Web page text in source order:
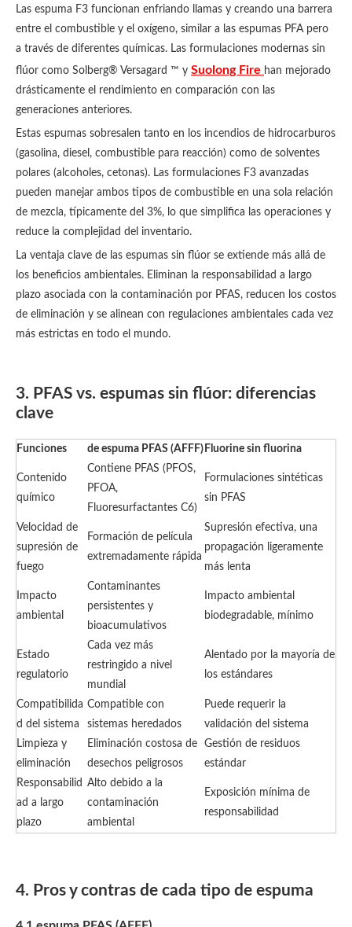
Las espuma F3 funcionan enfriando llamas y creando una barrera
entre el combustible y el oxígeno, similar a las espumas PFA pero
a través de diferentes químicas. Las formulaciones modernas sin
flúor como Solberg® Versagard ™ y Suolong Fire han mejorado
drásticamente el rendimiento en comparación con las
generaciones anteriores.
Estas espumas sobresalen tanto en los incendios de hidrocarburos
(gasolina, diesel, combustible para reacción) como de solventes
polares (alcoholes, cetonas). Las formulaciones F3 avanzadas
pueden manejar ambos tipos de combustible en una sola relación
de mezcla, típicamente del 3%, lo que simplifica las operaciones y
reduce la complejidad del inventario.
La ventaja clave de las espumas sin flúor se extiende más allá de
los beneficios ambientales. Eliminan la responsabilidad a largo
plazo asociada con la contaminación por PFAS, reducen los costos
de eliminación y se alinean con regulaciones ambientales cada vez
más estrictas en todo el mundo.
3. PFAS vs. espumas sin flúor: diferencias
clave
Funciones de espuma PFAS (AFFF) Fluorine sin fluorina
Contenido
químico
Contiene PFAS (PFOS,
PFOA,
Fluoresurfactantes C6)
Formulaciones sintéticas
sin PFAS
Velocidad de
supresión de
fuego
Formación de película
extremadamente rápida
Supresión efectiva, una
propagación ligeramente
más lenta
Impacto
ambiental
Contaminantes
persistentes y
bioacumulativos
Impacto ambiental
biodegradable, mínimo
Estado
regulatorio
Cada vez más
restringido a nivel
mundial
Alentado por la mayoría de
los estándares
Compatibilida
d del sistema
Compatible con
sistemas heredados
Puede requerir la
validación del sistema
Limpieza y
eliminación
Eliminación costosa de
desechos peligrosos
Gestión de residuos
estándar
Responsabilid
ad a largo
plazo
Alto debido a la
contaminación
ambiental
Exposición mínima de
responsabilidad
4. Pros y contras de cada tipo de espuma